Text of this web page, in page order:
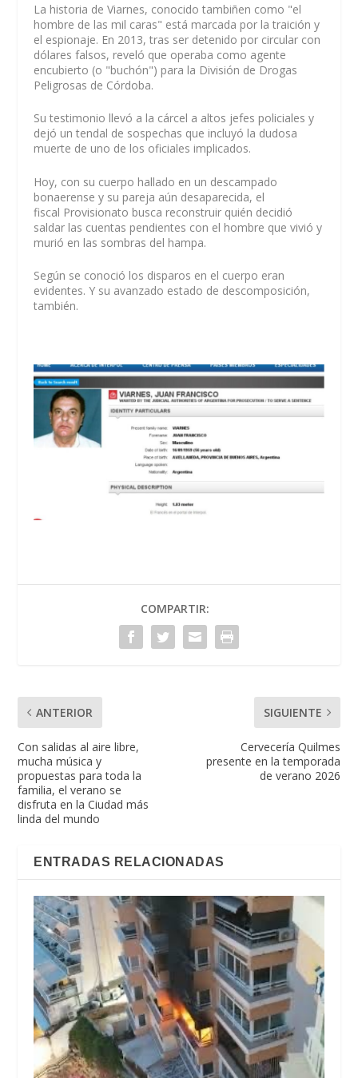
La historia de Viarnes, conocido tambiñen como "el
hombre de las mil caras" está marcada por la traición y
el espionaje. En 2013, tras ser detenido por circular con
dólares falsos, reveló que operaba como agente
encubierto (o "buchón") para la División de Drogas
Peligrosas de Córdoba.
Su testimonio llevó a la cárcel a altos jefes policiales y
dejó un tendal de sospechas que incluyó la dudosa
muerte de uno de los oficiales implicados.
Hoy, con su cuerpo hallado en un descampado
bonaerense y su pareja aún desaparecida, el
fiscal Provisionato busca reconstruir quién decidió
saldar las cuentas pendientes con el hombre que vivió y
murió en las sombras del hampa.
Según se conoció los disparos en el cuerpo eran
evidentes. Y su avanzado estado de descomposición,
también.
COMPARTIR:
ANTERIOR
Con salidas al aire libre,
mucha música y
propuestas para toda la
familia, el verano se
disfruta en la Ciudad más
linda del mundo
SIGUIENTE
Cervecería Quilmes
presente en la temporada
de verano 2026
ENTRADAS RELACIONADAS